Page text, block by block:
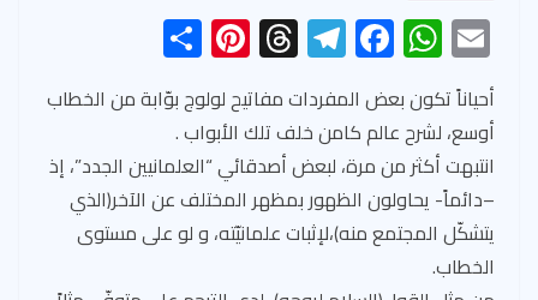
E
m
ail
W
h
at
s
A
p
F
ac
e
b
o
ok
Te
le
gr
a
m
T
hr
ea
ds
Pi
nt
er
es
t
h
ar
e
أحياناً تكون بعض المفردات مفاتيح لولوج بوّابة من الخطاب
أوسع، لشرح عالم كامن خلف تلك الأبواب .
انتبهت أكثر من مرة، لبعض أصدقائي “العلمانيين الجدد”، إذ
–دائماً- يحاولون الظهور بمظهر المختلف عن الآخر(الذي
يتشكّل المجتمع منه)،لإثبات علمانيّته، و لو على مستوى
الخطاب.